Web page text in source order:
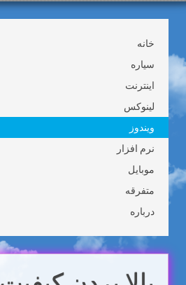
خانه
سیاره
اینترنت
لینوکس
ویندوز
نرم افزار
موبایل
متفرقه
درباره